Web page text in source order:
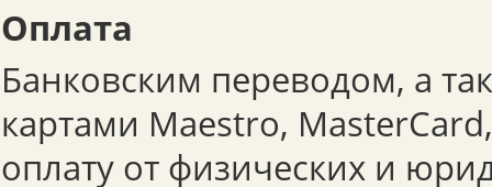
Оплата
Банковским переводом, а
картами Maestro,
оплату от физических и